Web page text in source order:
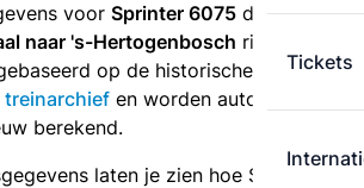
Tickets
voor Sprinter 6075 dievan
naar 's-Hertogenbosch rijdt. Deze
op de historische
treinarchief en worden automatisch
berekend.
laten je zien hoe Sprinter